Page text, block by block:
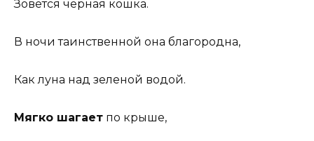
Зовется черная кошка.
В ночи таинственной она благородна,
Как луна над зеленой водой.
Мягко шагает по крыше,